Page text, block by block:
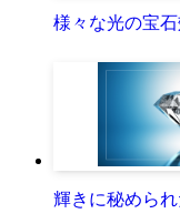
様々な光の宝
輝きに秘めら